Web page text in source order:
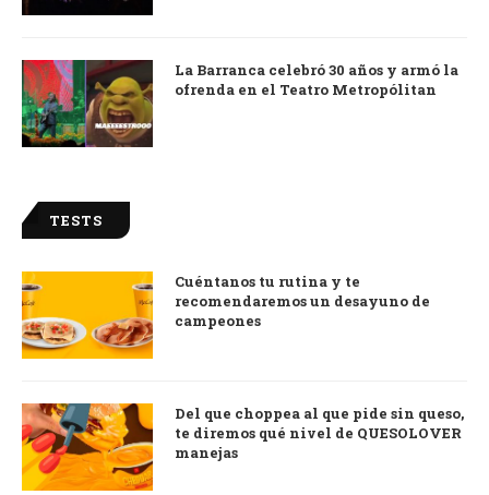
La Barranca celebró 30 años y armó la
ofrenda en el Teatro Metropólitan
TESTS
Cuéntanos tu rutina y te
recomendaremos un desayuno de
campeones
Del que choppea al que pide sin queso,
te diremos qué nivel de QUESOLOVER
manejas